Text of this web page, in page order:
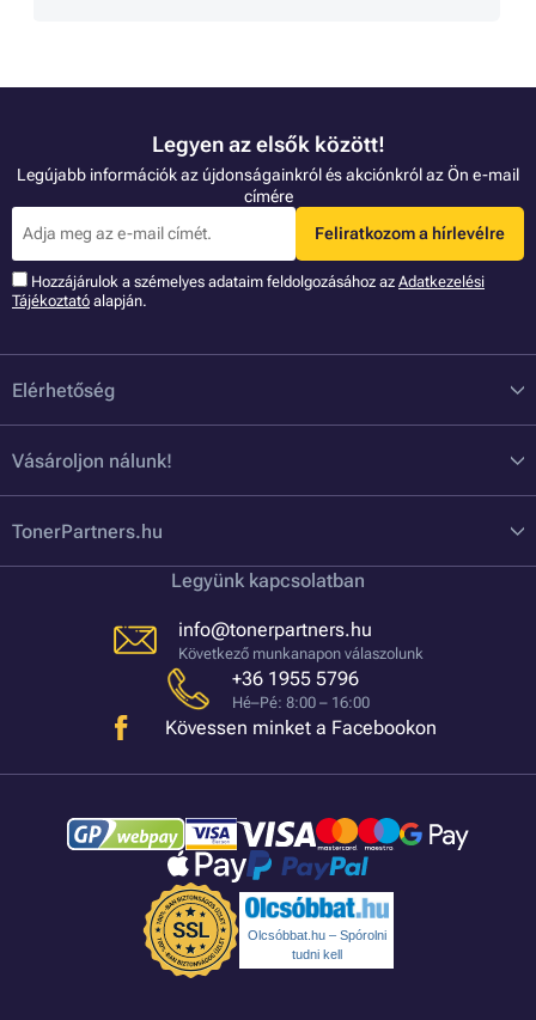
Legyen az elsők között!
Legújabb információk az újdonságainkról és akciónkról az Ön e-mail
címére
Feliratkozom a hírlevélre
Hozzájárulok a szémelyes adataim feldolgozásához az Adatkezelési
Tájékoztató alapján.
Elérhetőség
Vásároljon nálunk!
TonerPartners.hu
Legyünk kapcsolatban
info@tonerpartners.hu
Következő munkanapon válaszolunk
+36 1955 5796
Hé–Pé: 8:00 – 16:00
Kövessen minket a Facebookon
Olcsóbbat.hu – Spórolni
tudni kell